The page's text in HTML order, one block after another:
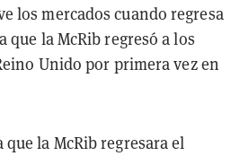
los mercados cuando regresa
que la McRib regresó a los
Unido por primera vez en
que la McRib regresara el